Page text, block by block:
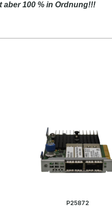
100 % in Ordnung!!!
P25872